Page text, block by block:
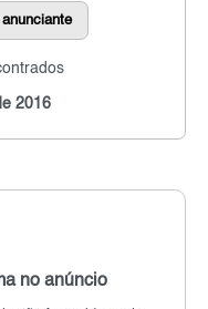
2016
no anúncio